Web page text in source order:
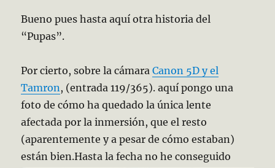
Bueno pues hasta aquí otra historia del
“Pupas”.
Por cierto, sobre la cámaraCanon 5D y el
Tamron, (entrada 119/365). aquí pongo una
foto de cómo ha quedado la única lente
afectada por la inmersión, que el resto
(aparentemente y a pesar de cómo estaban)
están bien.Hasta la fecha no he conseguido